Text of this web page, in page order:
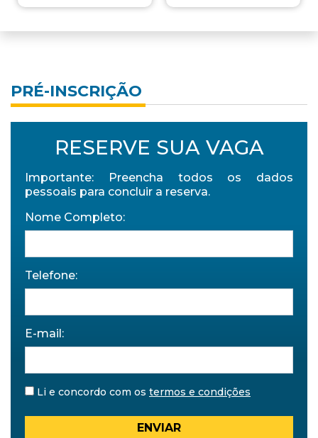
PRÉ-INSCRIÇÃO
RESERVE SUA VAGA
Importante: Preencha todos os dados
pessoais para concluir a reserva.
Nome Completo:
Telefone:
E-mail:
Li e concordo com os termos e condições
ENVIAR